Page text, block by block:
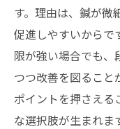
す。理由は、鍼が微
促進しやすいからで
限が強い場合でも、
つつ改善を図ること
ポイントを押さえる
な選択肢が生まれま